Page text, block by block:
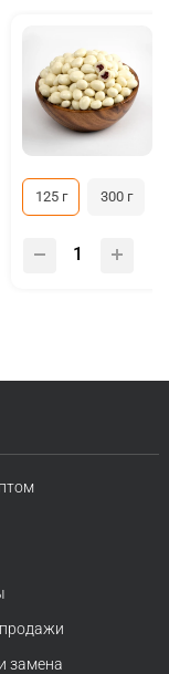
125 г 300 г
замена